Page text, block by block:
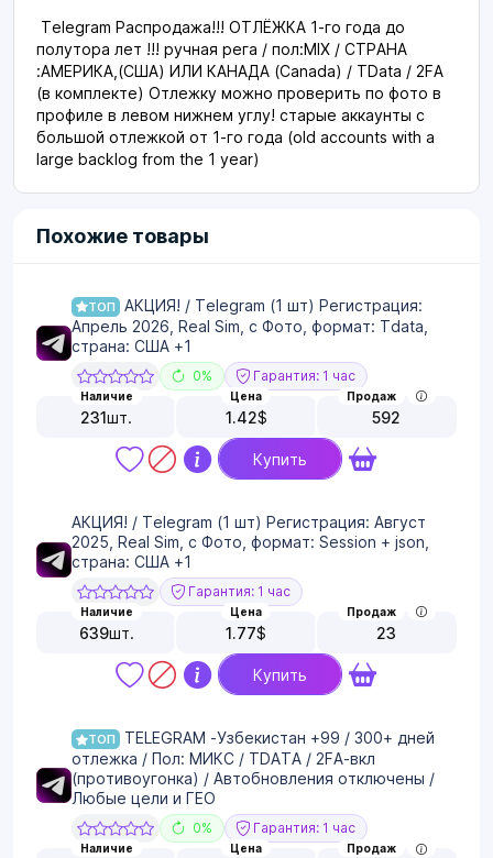
Telegram Распродажа!!! ОТЛЁЖКА 1-го года до
полутора лет !!! ручная рега / пол:MIX / СТРАНА
:АМЕРИКА,(США) ИЛИ КАНАДА (Canada) / TData / 2FA
(в комплекте) Отлежку можно проверить по фото в
профиле в левом нижнем углу! старые аккаунты с
большой отлежкой от 1-го года (old accounts with a
large backlog from the 1 year)
Похожие товары
ТОП
АКЦИЯ! / Telegram (1 шт) Регистрация:
Апрель 2026, Real Sim, с Фото, формат: Tdata,
страна: США +1
0% Гарантия: 1 час
Наличие
231шт.
Цена
1.42$
Продаж
592
Купить
АКЦИЯ! / Telegram (1 шт) Регистрация: Август
2025, Real Sim, с Фото, формат: Session + json,
страна: США +1
Гарантия: 1 час
Наличие
639шт.
Цена
1.77$
Продаж
23
Купить
ТОП
TELEGRAM -Узбекистан +99 / 300+ дней
отлежка / Пол: МИКС / TDATA / 2FA-вкл
(противоугонка) / Автобновления отключены /
Любые цели и ГЕО
0% Гарантия: 1 час
Наличие Цена Продаж